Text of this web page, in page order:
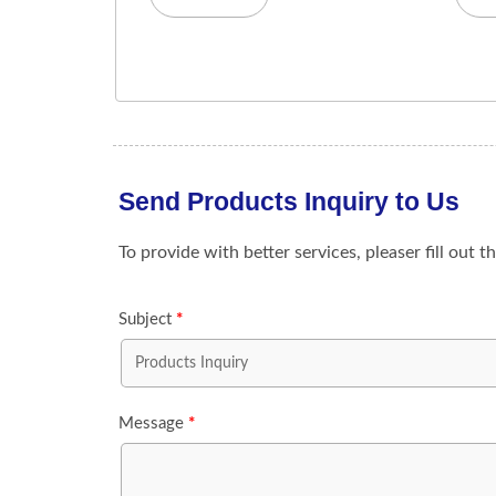
Seri Lily Melody, Memiliki Tutup